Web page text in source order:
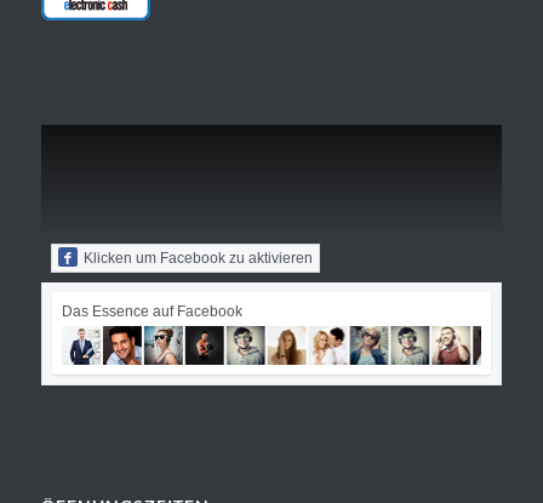
Klicken um Facebook zu aktivieren
Das Essence auf Facebook